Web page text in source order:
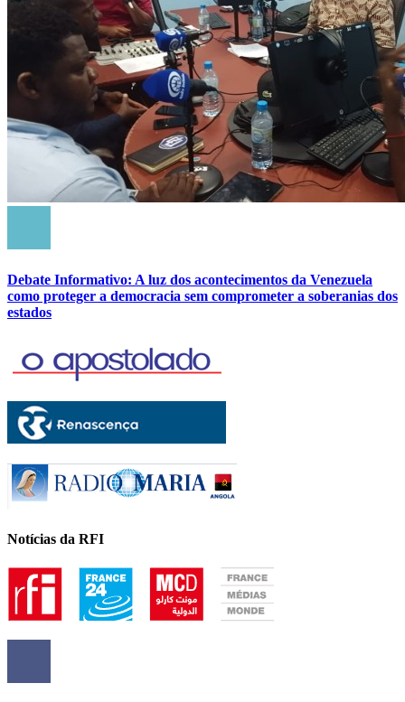
Debate Informativo: A luz dos acontecimentos da Venezuela
como proteger a democracia sem comprometer a soberanias dos
estados
Notícias da RFI